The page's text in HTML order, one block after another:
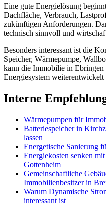
Eine gute Energielösung
Dachfläche, Verbrauch,
zukünftigen Anforderungen.
technisch sinnvoll und
Besonders interessant ist die
Speicher, Wärmepumpe,
kann die Immobilie in Ebringen
Energiesystem weiterentwickelt
Interne
Wärmepumpen für
Batteriespeicher in
lassen
Energetische Sanierung
Energiekosten senken
Gottenheim
Gemeinschaftliche
Immobilienbesitzer in
Warum Dynamische
interessant ist